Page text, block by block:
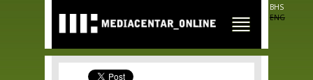
main
content
BHS
ENG